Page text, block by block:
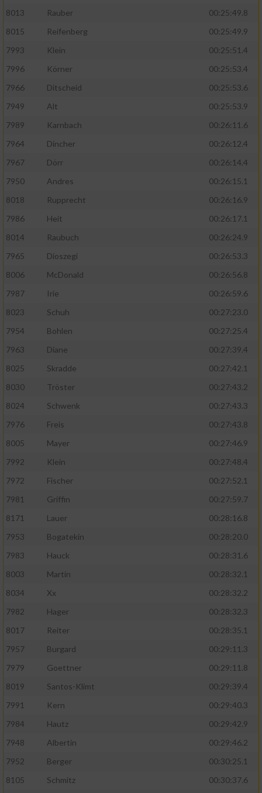
8013
Rauber
00:25:49.8
8015
Reifenberg
00:25:49.9
7993
Klein
00:25:51.4
7996
Körner
00:25:53.4
7966
Ditscheid
00:25:53.6
7949
Alt
00:25:53.9
7989
Karnbach
00:26:11.6
7964
Dincher
00:26:12.4
7967
Dörr
00:26:14.4
7950
Andres
00:26:15.1
8018
Rupprecht
00:26:16.9
7986
Heit
00:26:17.1
8014
Raubuch
00:26:24.9
7965
Dioszegi
00:26:53.3
8006
McDonald
00:26:56.8
7987
Irie
00:26:59.6
8023
Schuh
00:27:23.0
7954
Bohlen
00:27:25.4
7963
Diane
00:27:39.4
8025
Skradde
00:27:42.1
8030
Tröster
00:27:43.2
8024
Schwenk
00:27:43.3
7976
Freis
00:27:43.8
8005
Mayer
00:27:46.9
7992
Klein
00:27:48.4
7972
Fischer
00:27:52.1
7981
Griffin
00:27:59.7
8171
Lauer
00:28:16.8
7953
Bogatekin
00:28:20.0
7983
Hauck
00:28:31.6
8003
Martin
00:28:32.1
8034
Xx
00:28:32.2
7982
Hager
00:28:32.3
8017
Reiter
00:28:35.1
7957
Burgard
00:29:11.3
7979
Goettner
00:29:11.8
8019
Santos-Klimt
00:29:39.4
7991
Kern
00:29:40.3
7984
Hautz
00:29:42.9
7948
Albertin
00:29:46.2
7952
Berger
00:30:25.1
8105
Schmitz 00:30:37.6